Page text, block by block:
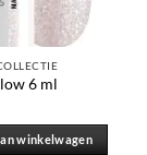
6 ml
winkelwagen